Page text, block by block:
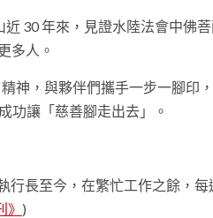
30 年來，見證水陸法會中佛
多人。
神，與夥伴們攜手一步一腳印
功讓「慈善腳走出去」。
行長至今，在繁忙工作之餘，每
)